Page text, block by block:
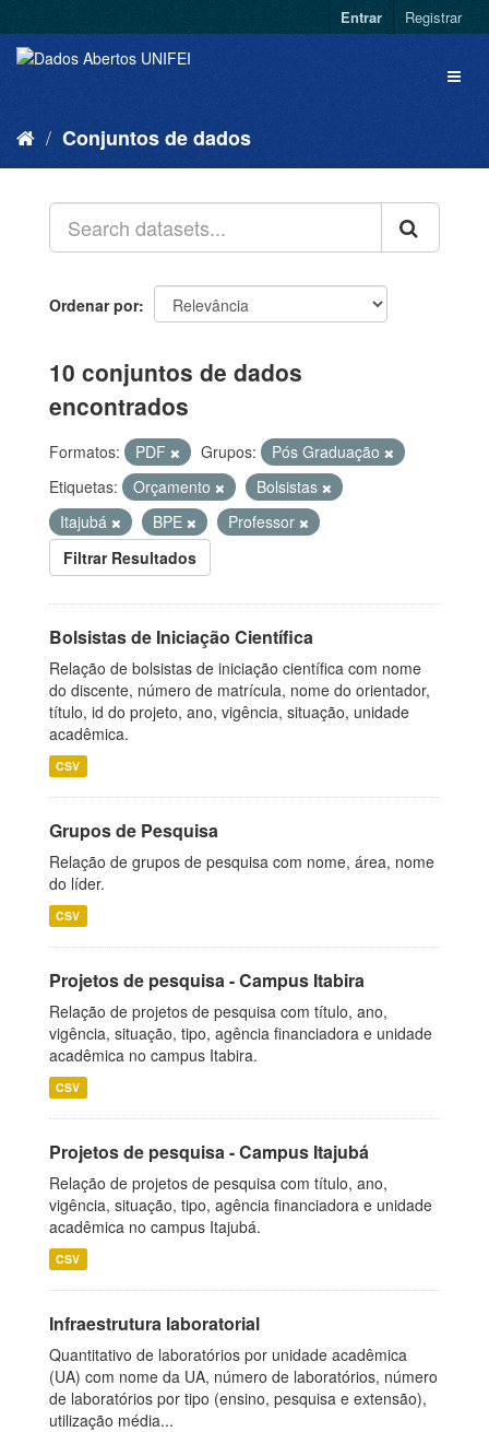
Entrar Registrar
Conjuntos de dados
Ordenar por
10 conjuntos de dados
encontrados
Formatos: PDF Grupos:
Pós Graduação
Etiquetas:
Orçamento
Bolsistas
Itajubá
BPE
Professor
Filtrar Resultados
Bolsistas de Iniciação Científica
Relação de bolsistas de iniciação científica com nome
do discente, número de matrícula, nome do orientador,
título, id do projeto, ano, vigência, situação, unidade
acadêmica.
CSV
Grupos de Pesquisa
Relação de grupos de pesquisa com nome, área, nome
do líder.
CSV
Projetos de pesquisa - Campus Itabira
Relação de projetos de pesquisa com título, ano,
vigência, situação, tipo, agência financiadora e unidade
acadêmica no campus Itabira.
CSV
Projetos de pesquisa - Campus Itajubá
Relação de projetos de pesquisa com título, ano,
vigência, situação, tipo, agência financiadora e unidade
acadêmica no campus Itajubá.
CSV
Infraestrutura laboratorial
Quantitativo de laboratórios por unidade acadêmica
(UA) com nome da UA, número de laboratórios, número
de laboratórios por tipo (ensino, pesquisa e extensão),
utilização média...